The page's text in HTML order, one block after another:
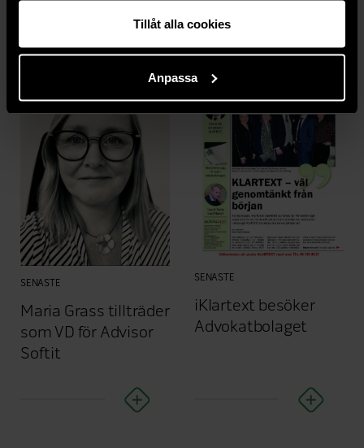
Tillåt alla cookies
Anpassa
SENASTE
Maria Grass tillträder
som VD för Advisor
Softit
SENASTE
iKlartext besöker
Advokatbolaget